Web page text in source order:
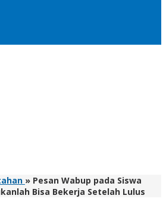
» Pesan Wabup pada Siswa
Bisa Bekerja Setelah Lulus